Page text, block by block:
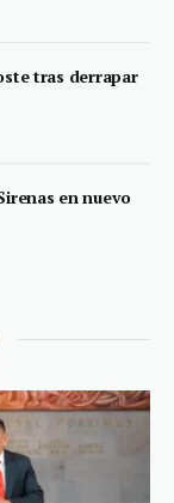
tras derrapar
en nuevo